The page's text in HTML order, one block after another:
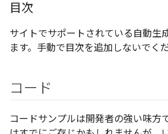
目次
サイトでサポートされている自動生
ます。手動で目次を追加しないでくだ
コード
コードサンプルは開発者の強い味方